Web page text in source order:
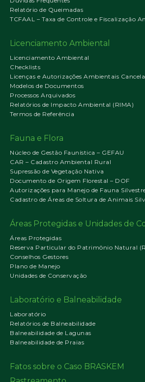
Relatório de Queimadas
TCFAAL – Taxa de Controle e Fiscalização
Licenciamento Ambiental
Licenciamento Ambiental
Checklists
Licenças e Autorizações Ambientais
Modelos de Documentos
Processos Arquivados
Relatórios de Impacto Ambiental (RIMA)
Termos de Referência
Fauna e Flora
Núcleo de Gestão Faunística – GEFAU
CAR – Cadastro Ambiental Rural
Supressão de Vegetação Nativa
Documento de Origem Florestal – DOF
Autorizações para Manejo de Fauna
Cadastro de Áreas de Soltura de Animais
Áreas Protegidas e Unidades de
Áreas Protegidas
Reserva Particular do Patrimônio Natural
Conselhos Gestores
Plano de Manejo
Unidades de Conservação
Laboratório e Balneabilidade
Laboratório
Relatórios de Balneabilidade
Balneabilidade de Lagunas
Balneabilidade de Praias
Fatos sobre o Caso BRASKEM